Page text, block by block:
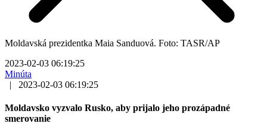
Moldavská prezidentka Maia Sanduová. Foto: TASR/AP
2023-02-03 06:19:25
Minúta
|
2023-02-03 06:19:25
Moldavsko vyzvalo Rusko, aby prijalo jeho prozápadné
smerovanie